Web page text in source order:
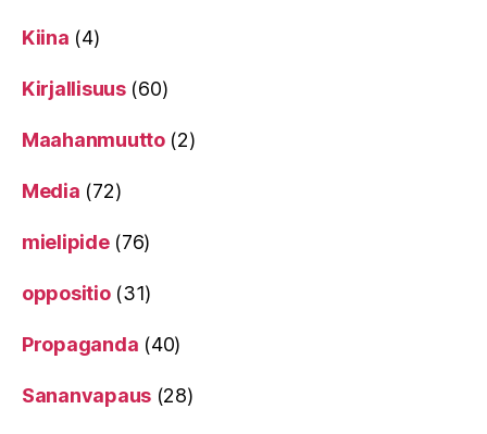
Kiina (4)
Kirjallisuus(60)
Maahanmuutto(2)
Media (72)
mielipide(76)
oppositio(31)
Propaganda (40)
Sananvapaus (28)